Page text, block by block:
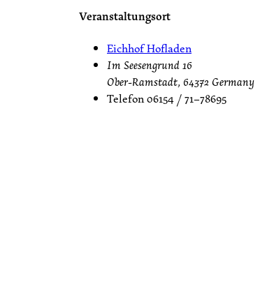
Veranstaltungsort
Eichhof Hofladen
Im Seesengrund 16
Ober-Ramstadt, 64372 Germany
Telefon06154 / 71–78695